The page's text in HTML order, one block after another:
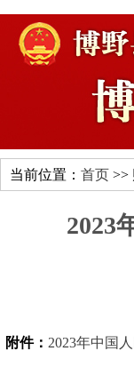
当前位置： 首页 >>
2023
附件： 2023年中国